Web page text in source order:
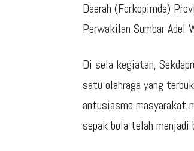
Daerah (Forkopimda)
Perwakilan Sumbar Adel
Di sela kegiatan,
satu olahraga yang
antusiasme masyarakat
sepak bola telah menjadi